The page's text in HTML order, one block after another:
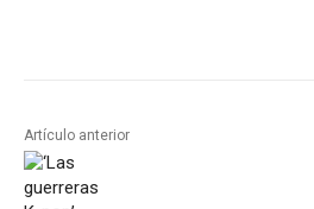
Artículo anterior